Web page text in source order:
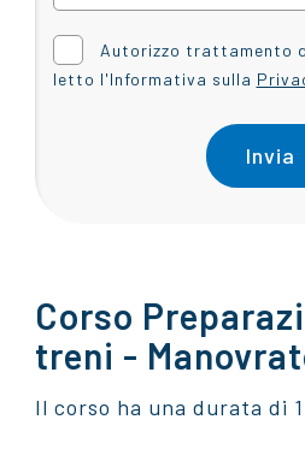
Autorizzo trattamento
letto l'Informativa sulla
Corso
treni -
Il corso ha una durata di